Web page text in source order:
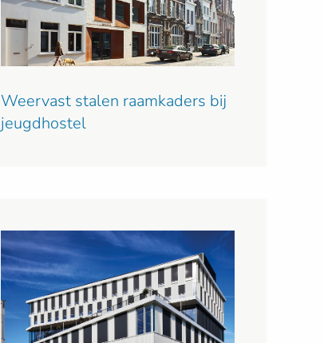
Weervast stalen raamkaders bij
jeugdhostel